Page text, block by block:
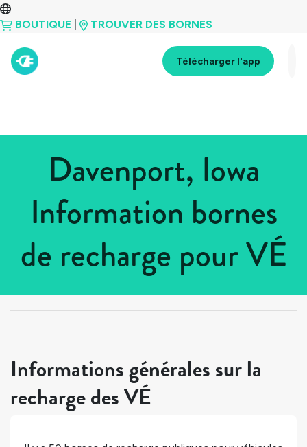
BOUTIQUE TROUVER DES BORNES
Télécharger l'app
Davenport, Iowa
Information bornes
de recharge pour VÉ
États-Unis > Iowa
Informations générales sur la
recharge des VÉ